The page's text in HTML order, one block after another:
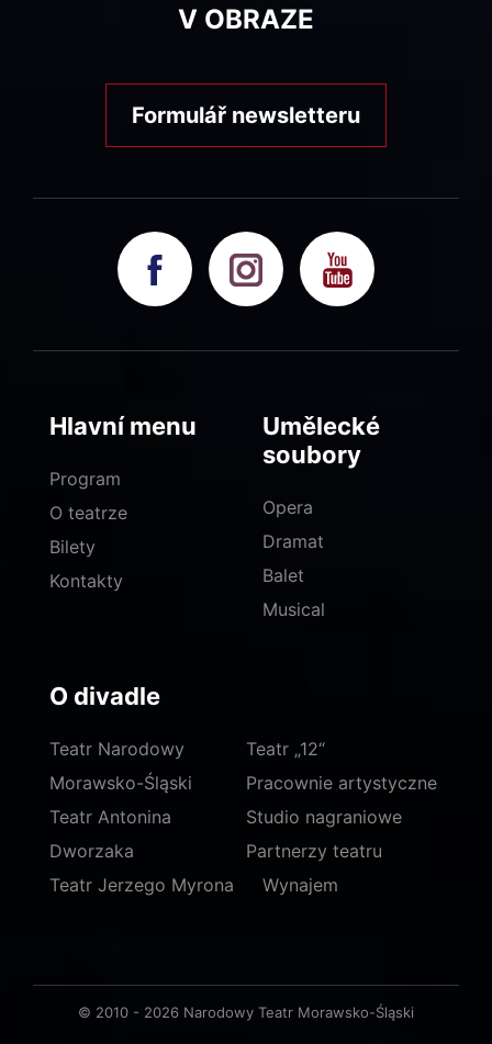
V OBRAZE
Formulář newsletteru
Hlavní menu
Program
O teatrze
Bilety
Kontakty
Umělecké
soubory
Opera
Dramat
Balet
Musical
O divadle
Teatr Narodowy
Morawsko-Śląski
Teatr Antonina
Dworzaka
Teatr Jerzego Myrona
Teatr „12“
Pracownie artystyczne
Studio nagraniowe
Partnerzy teatru
Wynajem
© 2010 - 2026 Narodowy Teatr Morawsko-Śląski